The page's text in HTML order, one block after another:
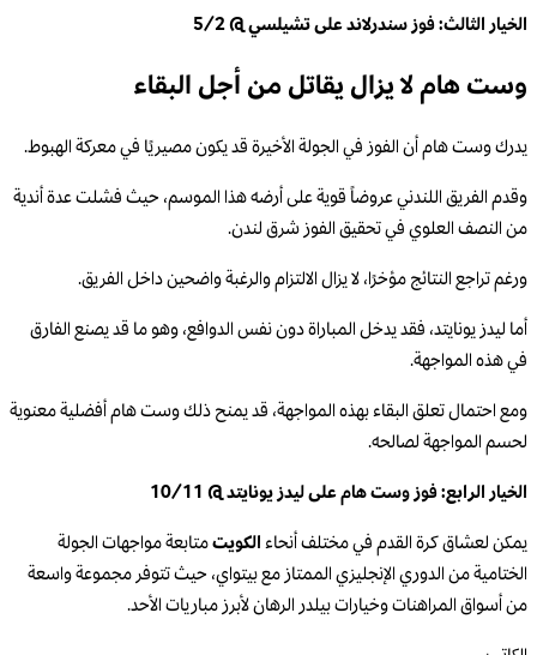
الخيار الثالث: فوز سندرلاند على تشيلسي @ 5/2
وست هام لا يزال يقاتل من أجل البقاء
يدرك وست هام أن الفوز في الجولة الأخيرة قد يكون مصيريًا في معركة الهبوط.
وقدم الفريق اللندني عروضاً قوية على أرضه هذا الموسم، حيث فشلت عدة أندية
من النصف العلوي في تحقيق الفوز شرق لندن.
ورغم تراجع النتائج مؤخرًا، لا يزال الالتزام والرغبة واضحين داخل الفريق.
أما ليدز يونايتد، فقد يدخل المباراة دون نفس الدوافع، وهو ما قد يصنع الفارق
في هذه المواجهة.
ومع احتمال تعلق البقاء بهذه المواجهة، قد يمنح ذلك وست هام أفضلية معنوية
لحسم المواجهة لصالحه.
الخيار الرابع: فوز وست هام على ليدز يونايتد @ 10/11
يمكن لعشاق كرة القدم في مختلف أنحاءالكويتمتابعة مواجهات الجولة
الختامية من الدوري الإنجليزي الممتاز مع بيتواي، حيث تتوفر مجموعة واسعة
من أسواق المراهنات وخيارات بيلدر الرهان لأبرز مباريات الأحد.